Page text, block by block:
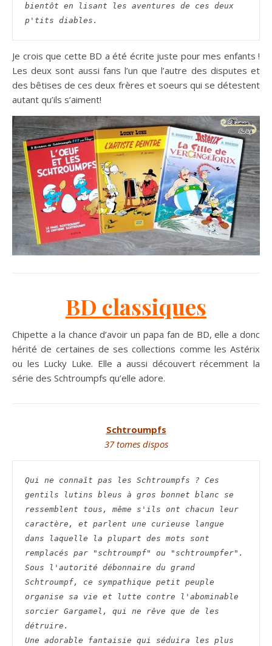
bientôt en lisant les aventures de ces deux
p'tits diables.
Je crois que cette BD a été écrite juste pour mes enfants !
Les deux sont aussi fans l’un que l’autre des disputes et
des bêtises de ces deux frères et soeurs qui se détestent
autant qu’ils s’aiment!
BD classiques
Chipette a la chance d’avoir un papa fan de BD, elle a donc
hérité de certaines de ses collections comme les Astérix
ou les Lucky Luke. Elle a aussi découvert récemment la
série des Schtroumpfs qu’elle adore.
Schtroumpfs
37 tomes dispos
Qui ne connaît pas les Schtroumpfs ? Ces
gentils lutins bleus à gros bonnet blanc se
ressemblent tous, même s'ils ont chacun leur
caractère, et parlent une curieuse langue
dans laquelle la plupart des mots sont
remplacés par "schtroumpf" ou "schtroumpfer".
Sous l'autorité débonnaire du grand
Schtroumpf, ce sympathique petit peuple
organise sa vie et lutte contre l'abominable
sorcier Gargamel, qui ne rêve que de les
détruire.
Une adorable fantaisie qui séduira les plus